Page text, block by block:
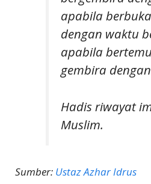
apabila
dengan waktu
apabila
gembira
Hadis riwayat
Muslim.
Sumber: Ustaz Azhar Idrus